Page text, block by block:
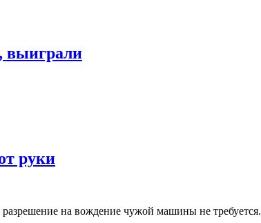
выиграли
руки
на вождение чужой машины не требуется.